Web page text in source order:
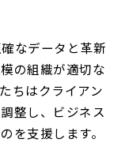
なデータと革新
の組織が適切な
ちはクライアン
整し、ビジネス
を支援します。